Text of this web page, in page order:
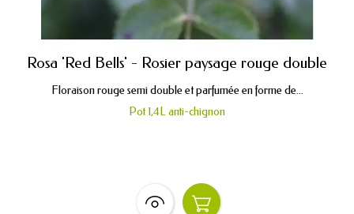
Rosa 'Red Bells' - Rosier paysage rouge double
Floraison rouge semi double et parfumée en forme de...
Pot 1,4L anti-chignon